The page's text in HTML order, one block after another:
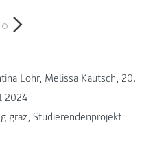
Lohr, Melissa Kautsch, 20.
2024
graz, Studierendenprojekt